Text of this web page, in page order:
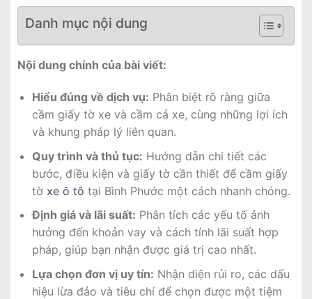
Danh mục nội dung
Nội dung chính của bài viết:
Hiểu đúng về dịch vụ: Phân biệt rõ ràng giữa
cầm giấy tờ xe và cầm cả xe, cùng những lợi ích
và khung pháp lý liên quan.
Quy trình và thủ tục: Hướng dẫn chi tiết các
bước, điều kiện và giấy tờ cần thiết để cầm giấy
tờ xe ô tô tại Bình Phước một cách nhanh chóng.
Định giá và lãi suất: Phân tích các yếu tố ảnh
hưởng đến khoản vay và cách tính lãi suất hợp
pháp, giúp bạn nhận được giá trị cao nhất.
Lựa chọn đơn vị uy tín: Nhận diện rủi ro, các dấu
hiệu lừa đảo và tiêu chí để chọn được một tiệm